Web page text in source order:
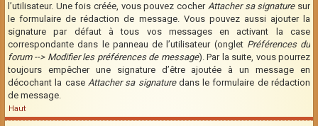
l’utilisateur. Une fois créée, vous pouvez cocher Attacher sa signaturesur
le formulaire de rédaction de message. Vous pouvez aussi ajouter la
signature par défaut à tous vos messages en activant la case
correspondante dans le panneau de l’utilisateur (onglet Préférences du
forum --> Modifier les préférences de message). Par la suite, vous pourrez
toujours empêcher une signature d’être ajoutée à un message en
décochant la case Attacher sa signaturedans le formulaire de rédaction
de message.
Haut